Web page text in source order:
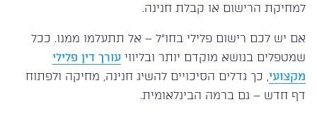
למחיקת הרישום או קבלת חנינה.
אם יש לכם רישום פלילי בחו”ל – אל תתעלמו ממנו. ככל
שמטפלים בנושא מוקדם יותר ובליווי עורך דין פלילי
מקצועי , כך גדלים הסיכויים להשיג חנינה, מחיקה ולפתוח
דף חדש – גם ברמה הבינלאומית.